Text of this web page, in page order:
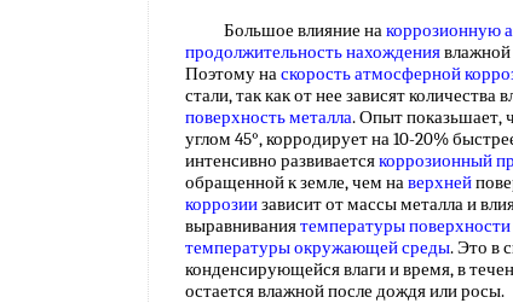
Большое влияние накоррозионную
продолжительность нахождениявлажной
Поэтому наскорость атмосферной
стали, так как от нее зависят
поверхность металла. Опыт показьшает,
углом 45°, корродирует на 10-20%
интенсивно развиваетсякоррозионный
обращенной к земле, чем наверхней
коррозиизависит от массы металла и
выравниваниятемпературы поверхности
температуры окружающей среды. Это в
конденсирующейся влаги и время, в
остается влажной после дождя или росы.